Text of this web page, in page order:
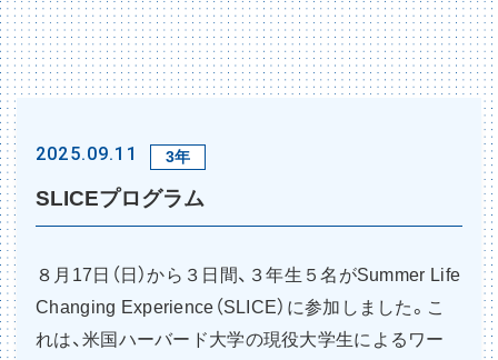
2025.09.11 3年
SLICEプログラム
８月17日（日）から３日間、３年生５名がSummer Life
Changing Experience（SLICE）に参加しました。こ
れは、米国ハーバード大学の現役大学生によるワー